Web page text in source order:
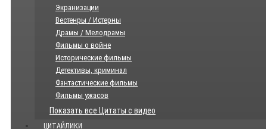
Экранизации
Вестенры / Истерны
Драмы / Мелодрамы
Фильмы о войне
Исторические фильмы
Детективы, криминал
Фантастические фильмы
Фильмы ужасов
Показать все Цитаты с видео
ЦИТАЙЛИКИ